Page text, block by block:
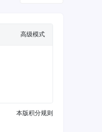
高级模式
本版积分规则